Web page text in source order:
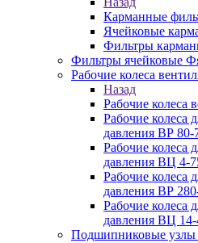
Карманные
Ячейковые
Фильтры
Фильтры ячейковые
Рабочие колеса
Назад
Рабочие колеса
Рабочие колеса
давления ВР
Рабочие колеса
давления ВЦ 4-
Рабочие колеса
давления ВР
Рабочие колеса
давления ВЦ
Подшипниковые узлы